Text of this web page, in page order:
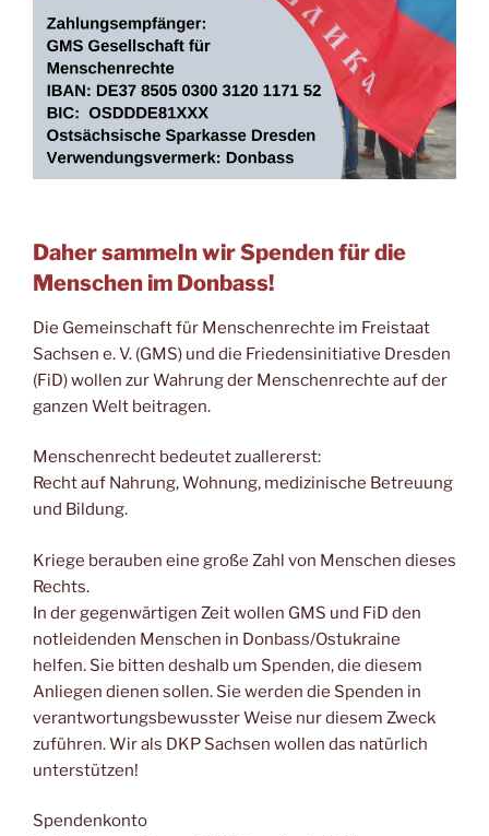
Daher sammeln wir Spenden für die
Menschen im Donbass!
Die Gemeinschaft für Menschenrechte im Freistaat
Sachsen e. V. (GMS) und die Friedensinitiative Dresden
(FiD) wollen zur Wahrung der Menschenrechte auf der
ganzen Welt beitragen.
Menschenrecht bedeutet zuallererst:
Recht auf Nahrung, Wohnung, medizinische Betreuung
und Bildung.
Kriege berauben eine große Zahl von Menschen dieses
Rechts.
In der gegenwärtigen Zeit wollen GMS und FiD den
notleidenden Menschen in Donbass/Ostukraine
helfen. Sie bitten deshalb um Spenden, die diesem
Anliegen dienen sollen. Sie werden die Spenden in
verantwortungsbewusster Weise nur diesem Zweck
zuführen. Wir als DKP Sachsen wollen das natürlich
unterstützen!
Spendenkonto